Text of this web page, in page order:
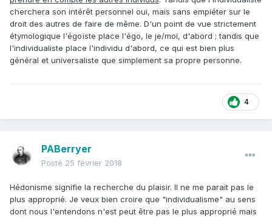
cherchera son intérêt personnel oui, mais sans empiéter sur le
droit des autres de faire de même. D'un point de vue strictement
étymologique l'égoïste place l'égo, le je/moi, d'abord ; tandis que
l'individualiste place l'individu d'abord, ce qui est bien plus
général et universaliste que simplement sa propre personne.
4
PABerryer
Posté 25 février 2018
Hédonisme signifie la recherche du plaisir. Il ne me parait pas le
plus approprié. Je veux bien croire que "individualisme" au sens
dont nous l'entendons n'est peut être pas le plus approprié mais